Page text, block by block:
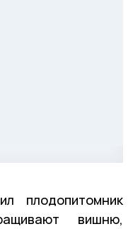
плодопитомник
вишню,